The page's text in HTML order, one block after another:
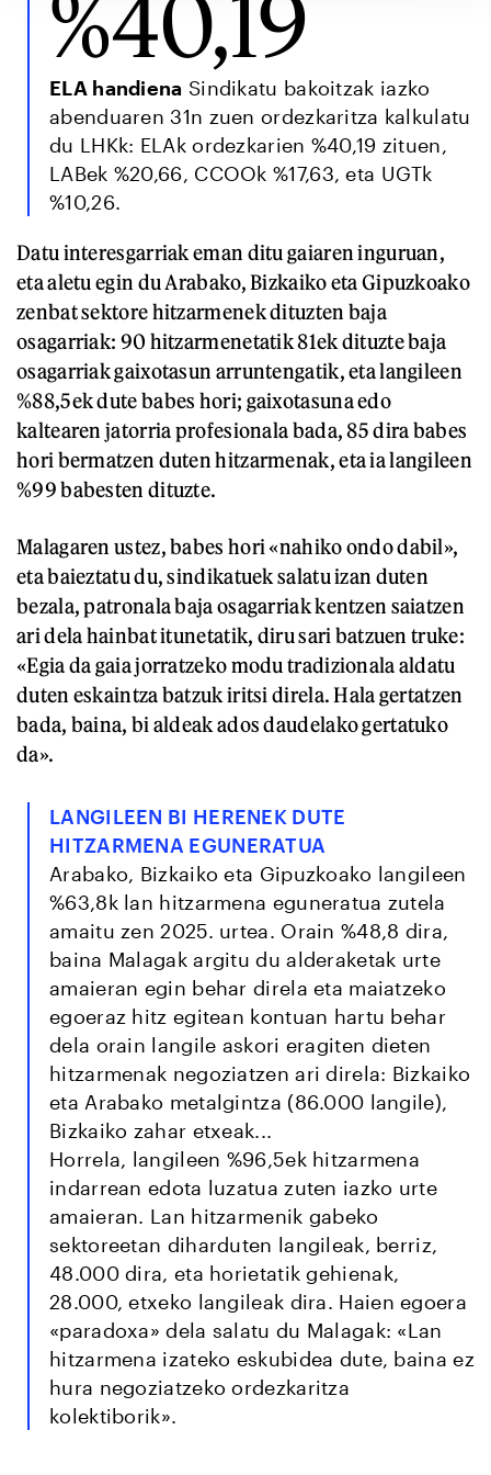
ELA handiena Sindikatu bakoitzak iazko
abenduaren 31n zuen ordezkaritza kalkulatu
du LHKk: ELAk ordezkarien %40,19 zituen,
LABek %20,66, CCOOk %17,63, eta UGTk
%10,26.
Datu interesgarriak eman ditu gaiaren inguruan,
eta aletu egin du Arabako, Bizkaiko eta Gipuzkoako
zenbat sektore hitzarmenek dituzten baja
osagarriak: 90 hitzarmenetatik 81ek dituzte baja
osagarriak gaixotasun arruntengatik, eta langileen
%88,5ek dute babes hori; gaixotasuna edo
kaltearen jatorria profesionala bada, 85 dira babes
hori bermatzen duten hitzarmenak, eta ia langileen
%99 babesten dituzte.
Malagaren ustez, babes hori «nahiko ondo dabil»,
eta baieztatu du, sindikatuek salatu izan duten
bezala, patronala baja osagarriak kentzen saiatzen
ari dela hainbat itunetatik, diru sari batzuen truke:
«Egia da gaia jorratzeko modu tradizionala aldatu
duten eskaintza batzuk iritsi direla. Hala gertatzen
bada, baina, bi aldeak ados daudelako gertatuko
da».
LANGILEEN BI HERENEK DUTE
HITZARMENA EGUNERATUA
Arabako, Bizkaiko eta Gipuzkoako langileen
%63,8k lan hitzarmena eguneratua zutela
amaitu zen 2025. urtea. Orain %48,8 dira,
baina Malagak argitu du alderaketak urte
amaieran egin behar direla eta maiatzeko
egoeraz hitz egitean kontuan hartu behar
dela orain langile askori eragiten dieten
hitzarmenak negoziatzen ari direla: Bizkaiko
eta Arabako metalgintza (86.000 langile),
Bizkaiko zahar etxeak...
Horrela, langileen %96,5ek hitzarmena
indarrean edota luzatua zuten iazko urte
amaieran. Lan hitzarmenik gabeko
sektoreetan diharduten langileak, berriz,
48.000 dira, eta horietatik gehienak,
28.000, etxeko langileak dira. Haien egoera
«paradoxa» dela salatu du Malagak: «Lan
hitzarmena izateko eskubidea dute, baina ez
hura negoziatzeko ordezkaritza
kolektiborik».